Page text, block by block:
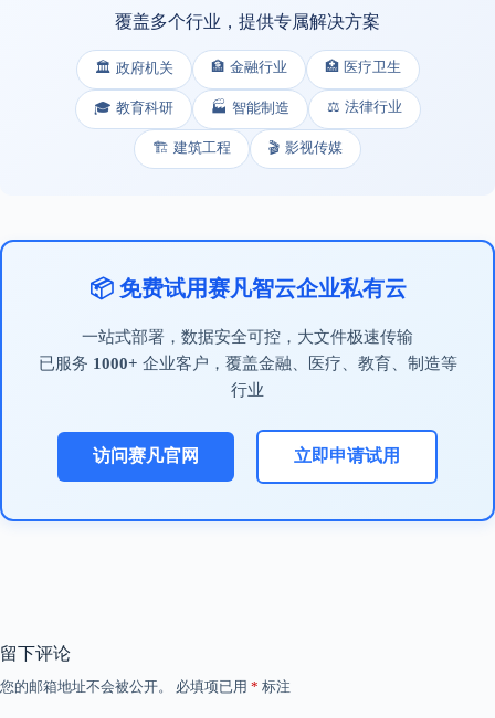
覆盖多个行业，提供专属解决方案
🏛️ 政府机关 🏦 金融行业 🏥 医疗卫生
🎓 教育科研 🏭 智能制造 ⚖️ 法律行业
🏗️ 建筑工程 🎬 影视传媒
📦 免费试用赛凡智云企业私有云
一站式部署，数据安全可控，大文件极速传输
已服务 1000+ 企业客户，覆盖金融、医疗、教育、制造等
行业
访问赛凡官网 立即申请试用
留下评论
您的邮箱地址不会被公开。 必填项已用 * 标注